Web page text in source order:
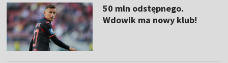
50 mln odstępnego.
Wdowik ma nowy klub!